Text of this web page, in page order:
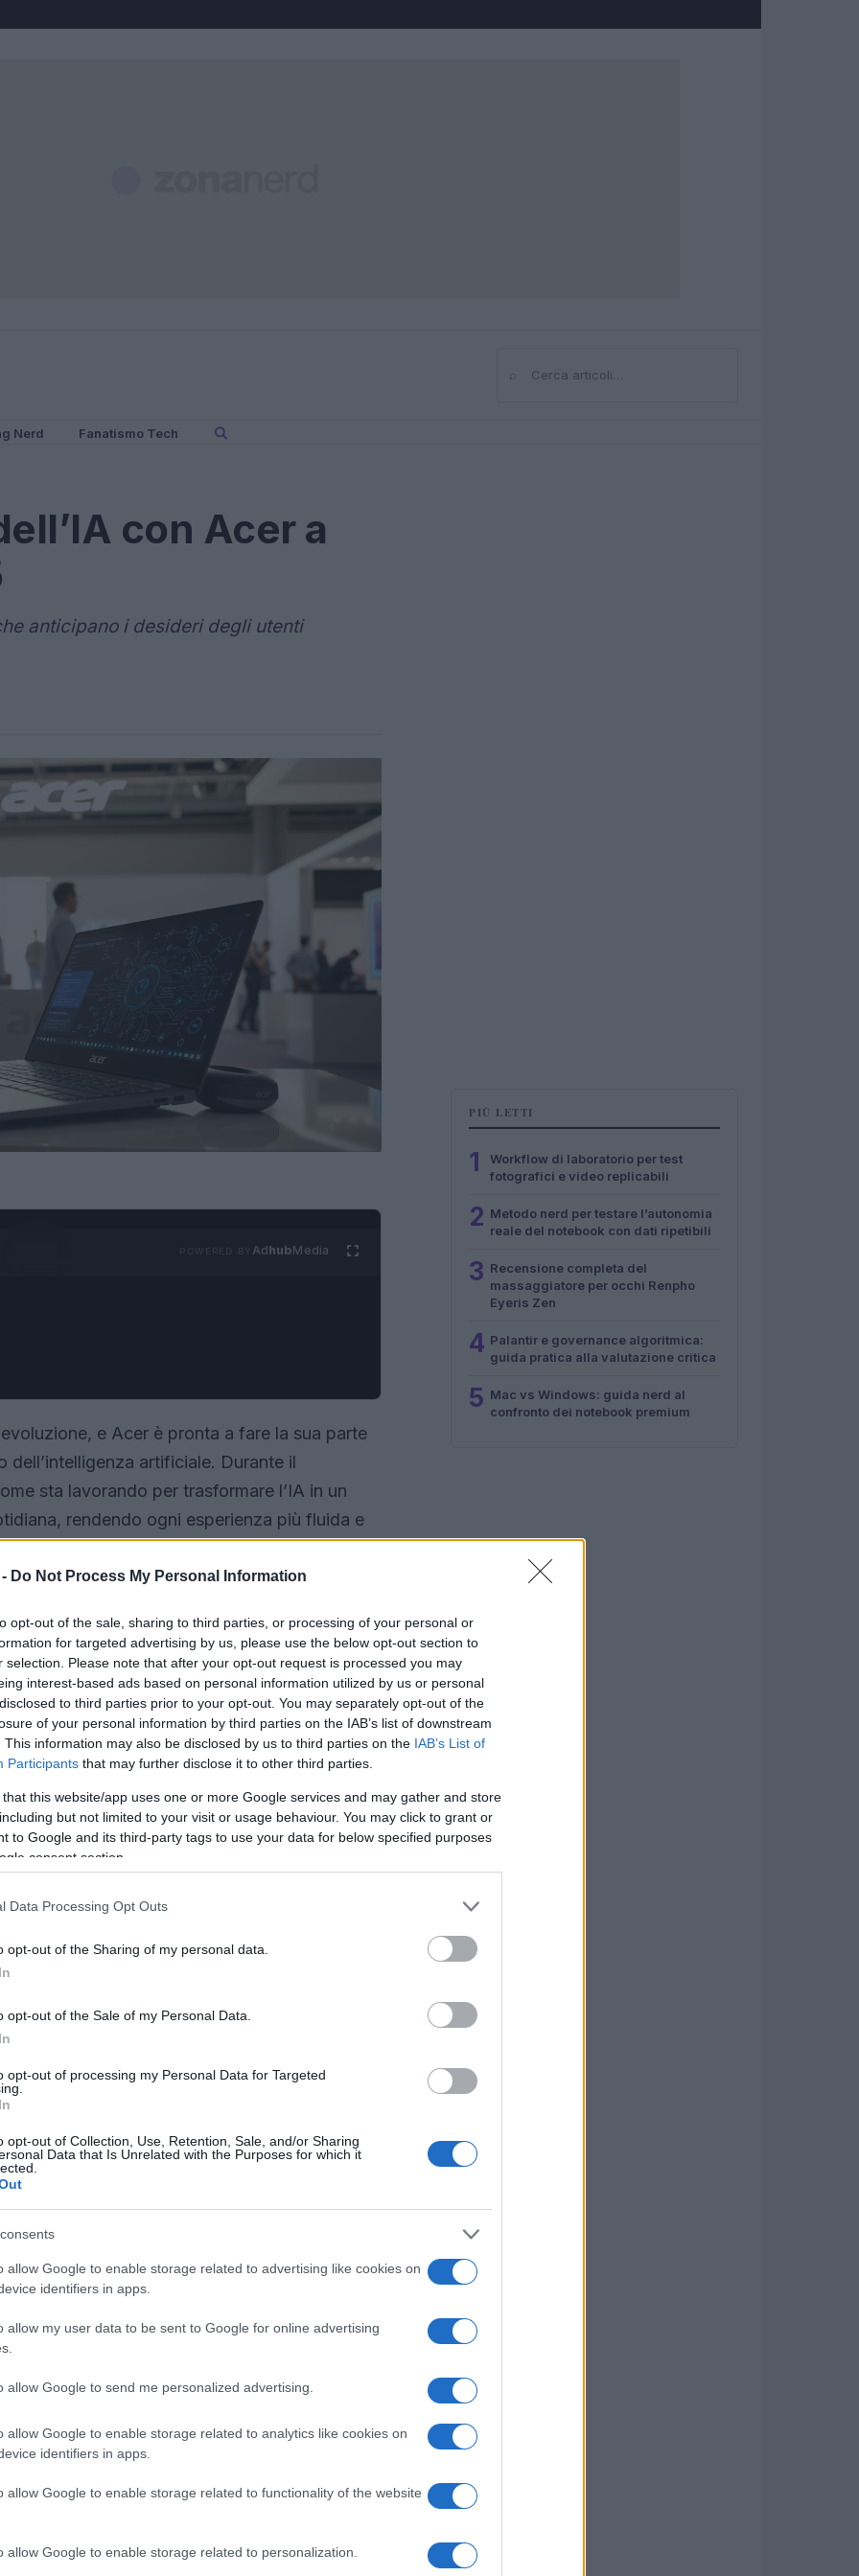
Do Not Process My Personal Information
opt-out of the sale, sharing to third parties, or processing of your personal or
for targeted advertising by us, please use the below opt-out section to
selection. Please note that after your opt-out request is processed you may
interest-based ads based on personal information utilized by us or personal
to third parties prior to your opt-out. You may separately opt-out of the
of your personal information by third parties on the IAB’s list of downstream
This information may also be disclosed by us to third parties on the IAB’s List of
Participants that may further disclose it to other third parties.
that this website/app uses one or more Google services and may gather and store
but not limited to your visit or usage behaviour. You may click to grant or
to Google and its third-party tags to use your data for below specified purposes
consent section.
Data Processing Opt Outs
opt-out of the Sharing of my personal data.
opt-out of the Sale of my Personal Data.
opt-out of processing my Personal Data for Targeted
opt-out of Collection, Use, Retention, Sale, and/or Sharing
Data that Is Unrelated with the Purposes for which it
allow Google to enable storage related to advertising like cookies on
identifiers in apps.
allow my user data to be sent to Google for online advertising
allow Google to send me personalized advertising.
allow Google to enable storage related to analytics like cookies on
identifiers in apps.
allow Google to enable storage related to functionality of the website
allow Google to enable storage related to personalization.
⌕Cerca
Nerd Fanatismo Tech
con Acer a
anticipano i desideri degli utenti
AdhubMedia
e Acer è pronta a fare la sua parte
artificiale. Durante il
sta lavorando per trasformare l’IA in un
rendendo ogni esperienza più fluida e
degli utenti, Acer ha introdotto nuovi
di cambiare il nostro modo di interagire
e velocità
incarna la filosofia di Acer: prestazioni
dispositivo, progettato per chi è
portabilità senza compromettere
integrata, il laptop è in grado di ottimizzare
fa, garantendo un’esperienza utente fluida e
studenti, il Swift Edge 14 AI è ideale per chi
in ogni momento della giornata.
portata di mano
gioiello della tecnologia Acer. Questo laptop
ma un vero assistente personale. Con
dalle abitudini dell’utente, l’Aspire 14
le impostazioni e persino prevedere i
la produttività aumenta e il tempo
piacevole e meno stressante.
per il gaming
PIÙ LETTI
1
Workflow di laboratorio per test
fotografici e video replicabili
2 Metodo nerd per testare l’autonomia
reale del notebook con dati ripetibili
3 Recensione completa del
massaggiatore per occhi Renpho
Eyeris Zen
4 Palantir e governance algoritmica:
guida pratica alla valutazione critica
5 Mac vs Windows: guida nerd al
confronto dei notebook premium